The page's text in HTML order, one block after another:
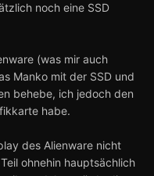
noch eine SSD
(was mir auch
Manko mit der SSD und
behebe, ich jedoch den
habe.
des Alienware nicht
ohnehin hauptsächlich